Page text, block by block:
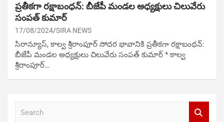
ప్రతీకగా రక్షాబంధన్: బీజేపీ మండ‌ల అధ్య‌క్షులు చిలువేరు
సంపత్ కుమార్
17/08/2024 SIRA NEWS
సిరాన్యూస్‌, కాల్వ శ్రీరాంపూర్ సోదర భావానికి ప్రతీకగా రక్షాబంధన్:
బీజేపీ మండ‌ల అధ్య‌క్షులు చిలువేరు సంపత్ కుమార్ * కాల్వ
శ్రీరాంపూర్…